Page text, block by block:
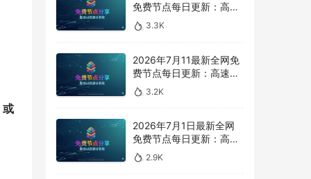
或
免费节点每日更新：高速
SS/V2Ray/Clash 订阅分
享，vpn机场推荐，
an/vmess免费节点
3.3K
2026年7月11最新全网免
费节点每日更新：高速
SS/V2Ray/Clash 订阅分
享，vpn机场推荐，
an/vmess免费节点
3.2K
2026年7月1日最新全网
免费节点每日更新：高速
SS/V2Ray/Clash 订阅分
享，vpn机场推荐，
2.9K